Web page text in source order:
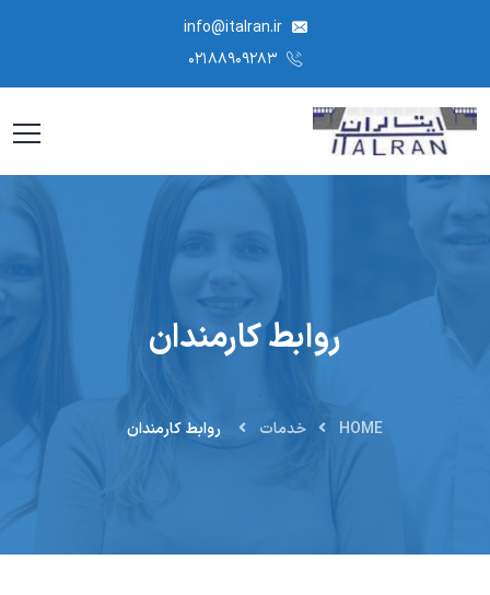
info@italran.ir
روابط کارمندان
HOME خدمات روابط کارمندان